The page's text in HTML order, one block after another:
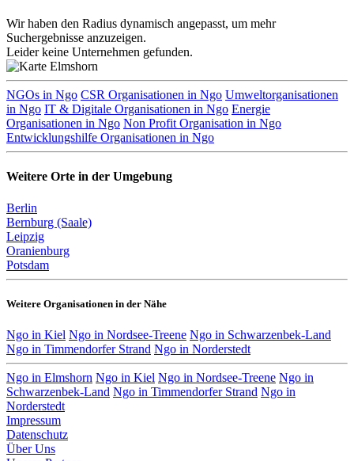
Wir haben den Radius dynamisch angepasst, um mehr
Suchergebnisse anzuzeigen.
Leider keine Unternehmen gefunden.
NGOs in Ngo CSR Organisationen in Ngo Umweltorganisationen
in Ngo IT & Digitale Organisationen in Ngo Energie
Organisationen in Ngo Non Profit Organisation in Ngo
Entwicklungshilfe Organisationen in Ngo
Weitere Orte in der Umgebung
Berlin
Bernburg (Saale)
Leipzig
Oranienburg
Potsdam
Weitere Organisationen in der Nähe
Ngo in Kiel Ngo in Nordsee-Treene Ngo in Schwarzenbek-Land
Ngo in Timmendorfer Strand Ngo in Norderstedt
Ngo in Elmshorn Ngo in Kiel Ngo in Nordsee-Treene Ngo in
Schwarzenbek-Land Ngo in Timmendorfer Strand Ngo in
Norderstedt
Impressum
Datenschutz
Über Uns